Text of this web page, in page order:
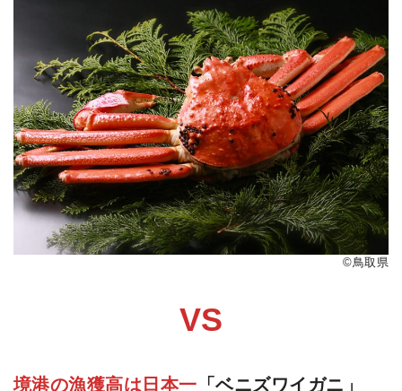
©︎鳥取県
VS
境港の漁獲高は日本一 「ベニズワイガニ」